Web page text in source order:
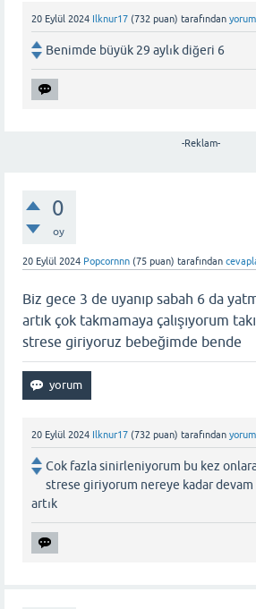
20 Eylül 2024 Ilknur17 (732 puan) tarafından
Benimde büyük 29 aylık diğeri 6
-Reklam-
0
oy
20 Eylül 2024 Popcornnn (75 puan) tarafından
Biz gece 3 de uyanıp sabah 6 da
artık çok takmamaya çalışıyorum
strese giriyoruz bebeğimde bende
20 Eylül 2024 Ilknur17 (732 puan) tarafından
Cok fazla sinirleniyorum bu kez
strese giriyorum nereye kadar
artık